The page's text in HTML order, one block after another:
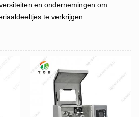
en ondernemingen om
te verkrijgen.